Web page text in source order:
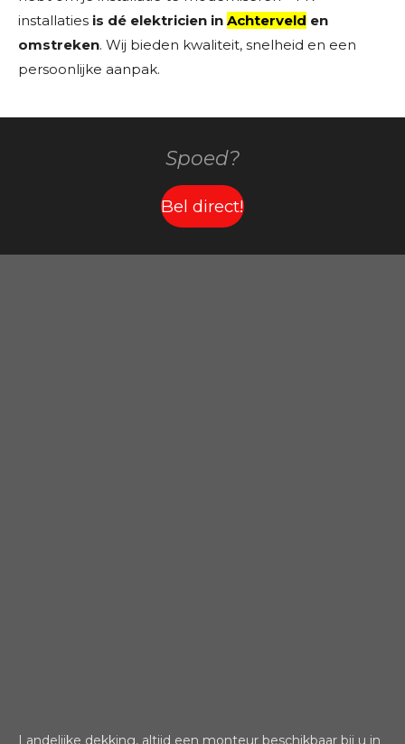
installaties is dé elektricien in Achterveld en
omstreken. Wij bieden kwaliteit, snelheid en een
persoonlijke aanpak.
Spoed?
Bel direct!